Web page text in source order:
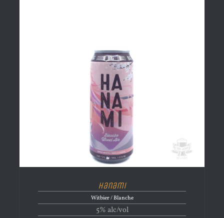
Hanami
Witbier / Blanche
5% alc/vol